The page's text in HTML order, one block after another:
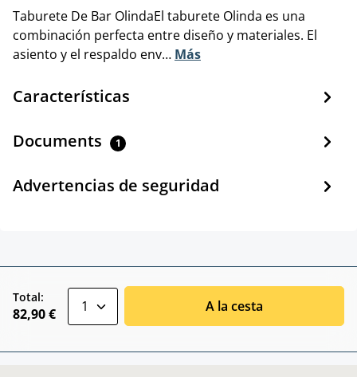
Taburete De Bar OlindaEl taburete Olinda es una
combinación perfecta entre diseño y materiales. El
asiento y el respaldo env… Más
Características
Documents 1
Advertencias de seguridad
Total:
82,90 € A la cesta